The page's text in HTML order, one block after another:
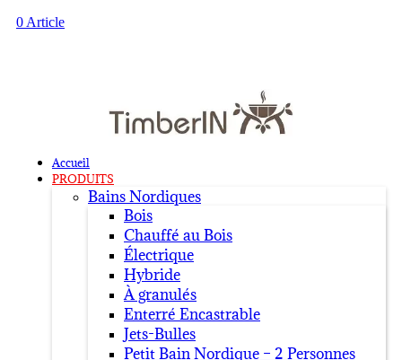
0 Article
Accueil
PRODUITS
Bains Nordiques
Bois
Chauffé au Bois
Électrique
Hybride
À granulés
Enterré Encastrable
Jets-Bulles
Petit Bain Nordique – 2 Personnes